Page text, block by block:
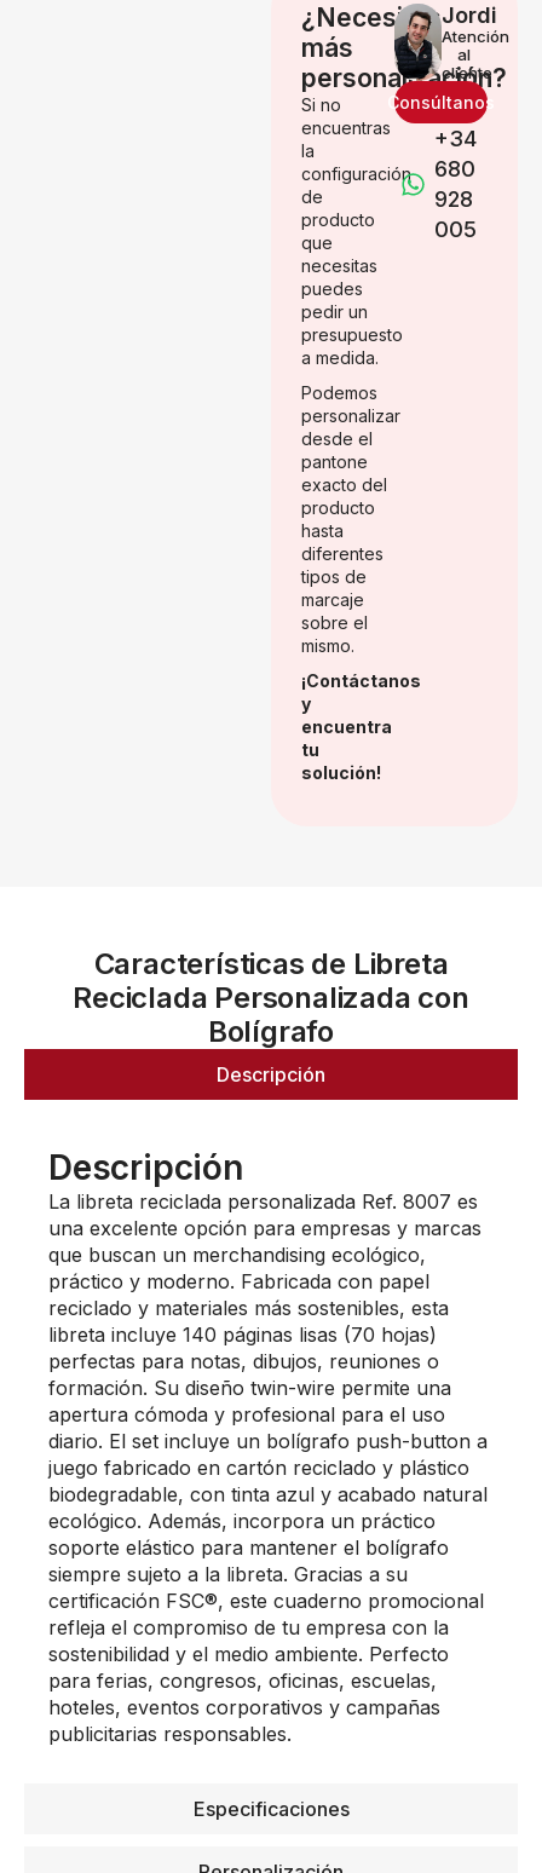
¿Necesitas
más
personalización?
Si no
encuentras
la
configuración
de
producto
que
necesitas
puedes
pedir un
presupuesto
a medida.
Podemos
personalizar
desde el
pantone
exacto del
producto
hasta
diferentes
tipos de
marcaje
sobre el
mismo.
¡Contáctanos
y
encuentra
tu
solución!
Jordi
Atención
al
cliente
Consúltanos
+34
680
928
005
Características de Libreta
Reciclada Personalizada con
Bolígrafo
Descripción
Especificaciones
Descripción
La libreta reciclada personalizada Ref. 8007 es
una excelente opción para empresas y marcas
que buscan un merchandising ecológico,
práctico y moderno. Fabricada con papel
reciclado y materiales más sostenibles, esta
libreta incluye 140 páginas lisas (70 hojas)
perfectas para notas, dibujos, reuniones o
formación. Su diseño twin-wire permite una
apertura cómoda y profesional para el uso
diario. El set incluye un bolígrafo push-button a
juego fabricado en cartón reciclado y plástico
biodegradable, con tinta azul y acabado natural
ecológico. Además, incorpora un práctico
soporte elástico para mantener el bolígrafo
siempre sujeto a la libreta. Gracias a su
certificación FSC®, este cuaderno promocional
refleja el compromiso de tu empresa con la
sostenibilidad y el medio ambiente. Perfecto
para ferias, congresos, oficinas, escuelas,
hoteles, eventos corporativos y campañas
publicitarias responsables.